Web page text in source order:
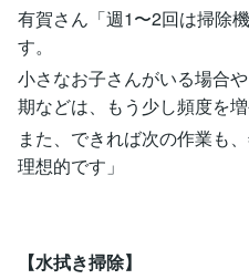
有賀さん「週1〜2回は掃除
す。
小さなお子さんがいる場合
期などは、もう少し頻度を
また、できれば次の作業も
理想的です」
【水拭き掃除】